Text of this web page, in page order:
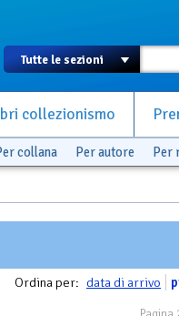
collezionismo
collana Per autore Per
Ordina per: data di arrivo